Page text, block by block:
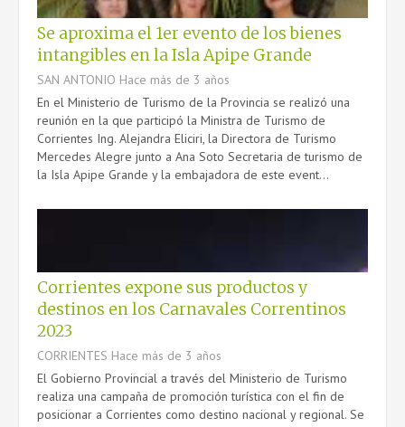
Se aproxima el 1er evento de los bienes
intangibles en la Isla Apipe Grande
SAN ANTONIO Hace más de 3 años
En el Ministerio de Turismo de la Provincia se realizó una
reunión en la que participó la Ministra de Turismo de
Corrientes Ing. Alejandra Eliciri, la Directora de Turismo
Mercedes Alegre junto a Ana Soto Secretaria de turismo de
la Isla Apipe Grande y la embajadora de este event...
Corrientes expone sus productos y
destinos en los Carnavales Correntinos
2023
CORRIENTES Hace más de 3 años
El Gobierno Provincial a través del Ministerio de Turismo
realiza una campaña de promoción turística con el fin de
posicionar a Corrientes como destino nacional y regional. Se